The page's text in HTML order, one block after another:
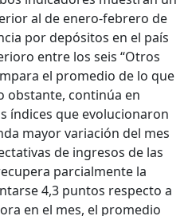
al de enero-febrero de
por depósitos en el país
entre los seis “Otros
el promedio de lo que
obstante, continúa en
índices que evolucionaron
mayor variación del mes
de ingresos de las
parcialmente la
4,3 puntos respecto a
en el mes, el promedio